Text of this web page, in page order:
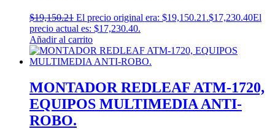
$19,150.21 El precio original era: $19,150.21.$17,230.40El
precio actual es: $17,230.40.
Añadir al carrito
MONTADOR REDLEAF ATM-1720,
EQUIPOS MULTIMEDIA ANTI-
ROBO.